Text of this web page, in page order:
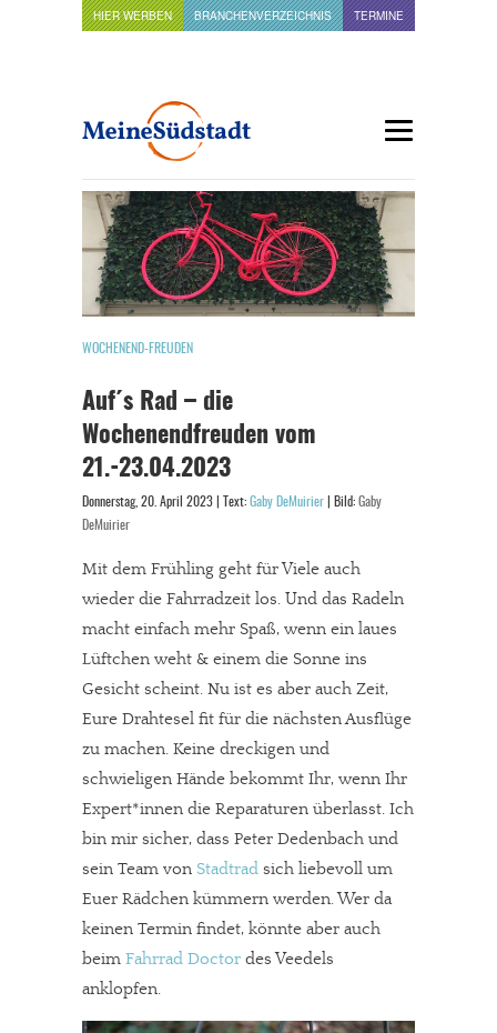
HIER WERBEN BRANCHENVERZEICHNIS TERMINE
WOCHENEND-FREUDEN
Auf´s Rad – die
Wochenendfreuden vom
21.-23.04.2023
Donnerstag, 20. April 2023 | Text: Gaby DeMuirier | Bild: Gaby
DeMuirier
Mit dem Frühling geht für Viele auch
wieder die Fahrradzeit los. Und das Radeln
macht einfach mehr Spaß, wenn ein laues
Lüftchen weht & einem die Sonne ins
Gesicht scheint. Nu ist es aber auch Zeit,
Eure Drahtesel fit für die nächsten Ausflüge
zu machen. Keine dreckigen und
schwieligen Hände bekommt Ihr, wenn Ihr
Expert*innen die Reparaturen überlasst. Ich
bin mir sicher, dass Peter Dedenbach und
sein Team von Stadtrad sich liebevoll um
Euer Rädchen kümmern werden. Wer da
keinen Termin findet, könnte aber auch
beim Fahrrad Doctor des Veedels
anklopfen.